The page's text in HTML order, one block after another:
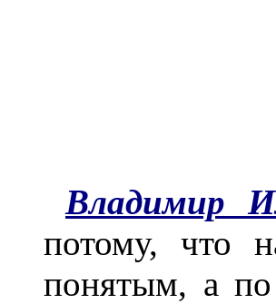
Владимир
потому, что
понятым, а